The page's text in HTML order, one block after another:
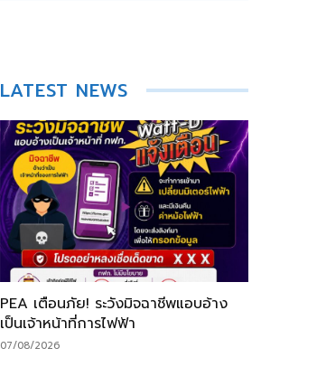
LATEST NEWS
PEA เตือนภัย! ระวังมิจฉาชีพแอบอ้าง
เป็นเจ้าหน้าที่การไฟฟ้า
07/08/2026